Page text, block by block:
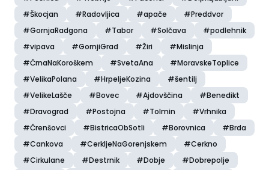
#Škocjan
#Radovljica #apače
#Preddvor
#GornjaRadgona
#Tabor #Solčava
#podlehnik
#vipava
#GornjiGrad #Žiri
#Mislinja
#ČrnaNaKoroškem
#SvetaAna
#MoravskeToplice
#VelikaPolana
#HrpeljeKozina
#šentilj
#VelikeLašče
#Bovec #Ajdovščina
#Benedikt
#Dravograd
#Postojna #Tolmin
#Vrhnika
#Črenšovci
#BistricaObSotli #Borovnica
#Brda
#Cankova
#CerkljeNaGorenjskem
#Cerkno
#Cirkulane
#Destrnik #Dobje
#Dobrepolje